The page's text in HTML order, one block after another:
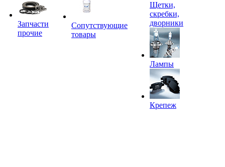
Запчасти
прочие
Сопутствующие
товары
Щетки,
скребки,
дворники
Лампы
Крепеж